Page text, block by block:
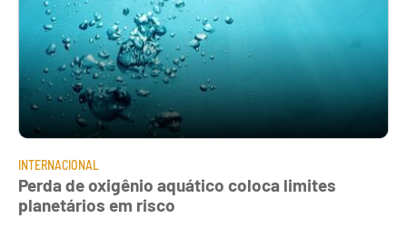
INTERNACIONAL
Perda de oxigênio aquático coloca limites
planetários em risco